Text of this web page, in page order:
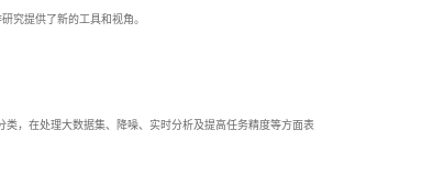
究提供了新的工具和视角。
，在处理大数据集、降噪、实时分析及提高任务精度等方面表